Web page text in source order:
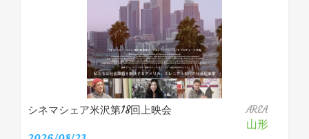
シネマシェア米沢第18回上映会 AREA
山形